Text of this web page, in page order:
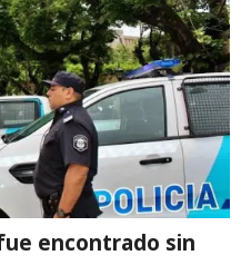
encontrado sin